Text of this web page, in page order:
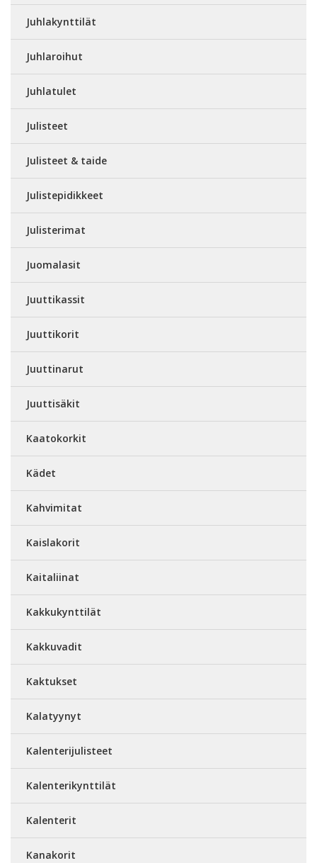
Juhlakynttilät
Juhlaroihut
Juhlatulet
Julisteet
Julisteet & taide
Julistepidikkeet
Julisterimat
Juomalasit
Juuttikassit
Juuttikorit
Juuttinarut
Juuttisäkit
Kaatokorkit
Kädet
Kahvimitat
Kaislakorit
Kaitaliinat
Kakkukynttilät
Kakkuvadit
Kaktukset
Kalatyynyt
Kalenterijulisteet
Kalenterikynttilät
Kalenterit
Kanakorit